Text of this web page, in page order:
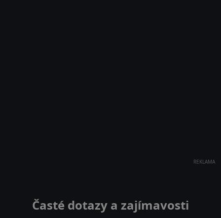
REKLAMA
Časté dotazy a zajímavosti